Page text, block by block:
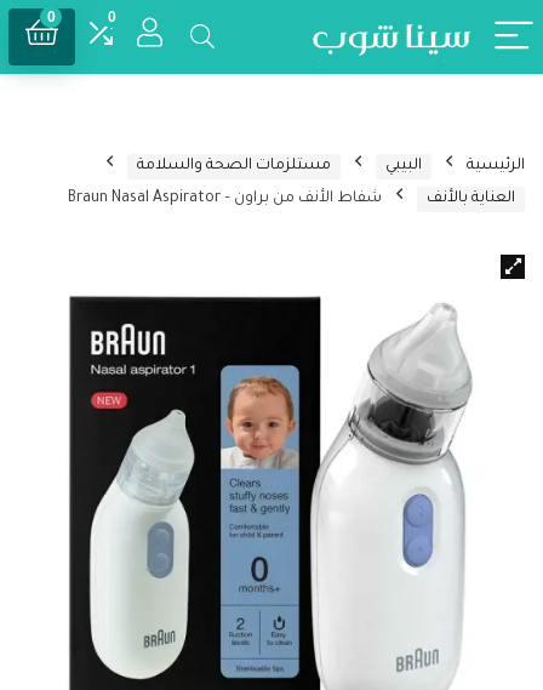
0
0
الرئيسية البيبي
مستلزمات الصحة والسلامة
العناية بالأنف
شفاط الأنف من براون – Braun Nasal Aspirator